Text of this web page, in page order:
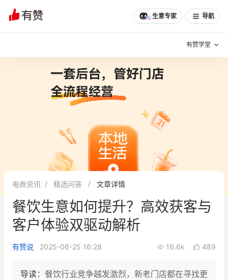
生意专家 导航
有赞学堂
增长方法
有赞专家说
新零售最佳实践
面对面聊增长
新零售大会 新零售茶会
电商资讯 精选问答 文章详情
餐饮生意如何提升？高效获客与
客户体验双驱动解析
有赞说 2025-06-25 16:28 16.6k 489
导读： 餐饮行业竞争越发激烈，新老门店都在寻找更